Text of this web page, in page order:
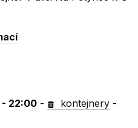
- 22:00 - kontejnery -